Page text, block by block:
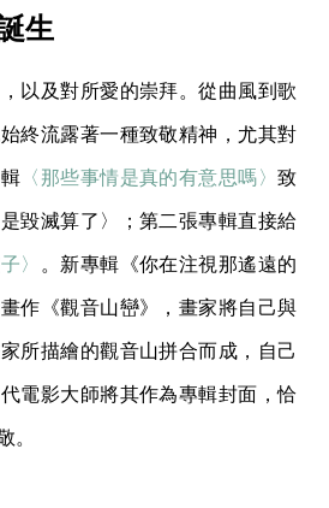
生
以及對所愛的崇拜。從曲風到歌
終流露著一種致敬精神，尤其對
〈那些事情是真的有意思嗎〉致
毀滅算了〉；第二張專輯直接給
〉 。新專輯《你在注視那遙遠的
作《觀音山巒》，畫家將自己與
所描繪的觀音山拼合而成，自己
電影大師將其作為專輯封面，恰
。